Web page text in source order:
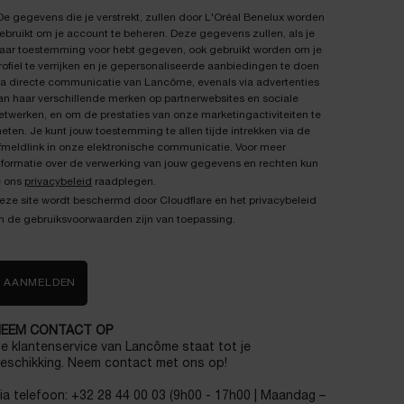
gegevens die je verstrekt, zullen door L'Oréal Benelux worden
om je account te beheren. Deze gegevens zullen, als je
toestemming voor hebt gegeven, ook gebruikt worden om je
te verrijken en je gepersonaliseerde aanbiedingen te doen
directe communicatie van Lancôme, evenals via advertenties
haar verschillende merken op partnerwebsites en sociale
en om de prestaties van onze marketingactiviteiten te
Je kunt jouw toestemming te allen tijde intrekken via de
in onze elektronische communicatie. Voor meer
over de verwerking van jouw gegevens en rechten kun
ons privacybeleid raadplegen.
site wordt beschermd door Cloudflare en het privacybeleid
de gebruiksvoorwaarden zijn van toepassing.
AANMELDEN
CONTACT OP
klantenservice van Lancôme staat tot je
Neem contact met ons op!
telefoon: +32 28 44 00 03 (9h00 - 17h00 | Maandag –